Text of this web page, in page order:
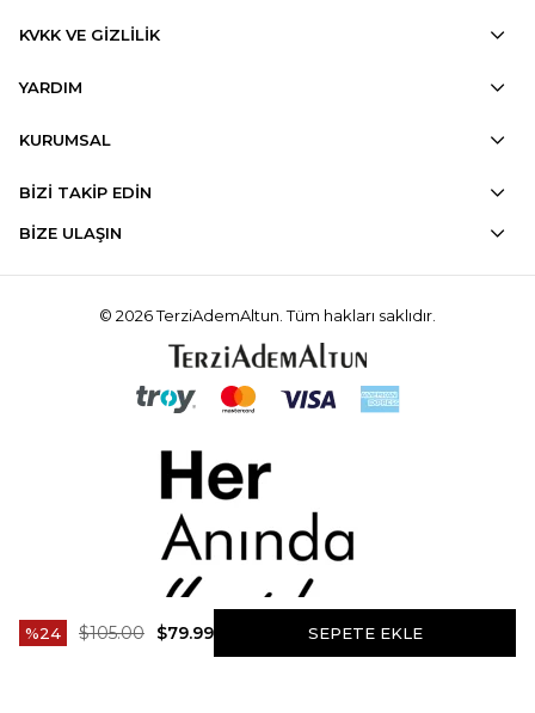
KVKK VE GİZLİLİK
YARDIM
KURUMSAL
BİZİ TAKİP EDİN
BİZE ULAŞIN
© 2026 TerziAdemAltun. Tüm hakları saklıdır.
24 $105.00 $79.99